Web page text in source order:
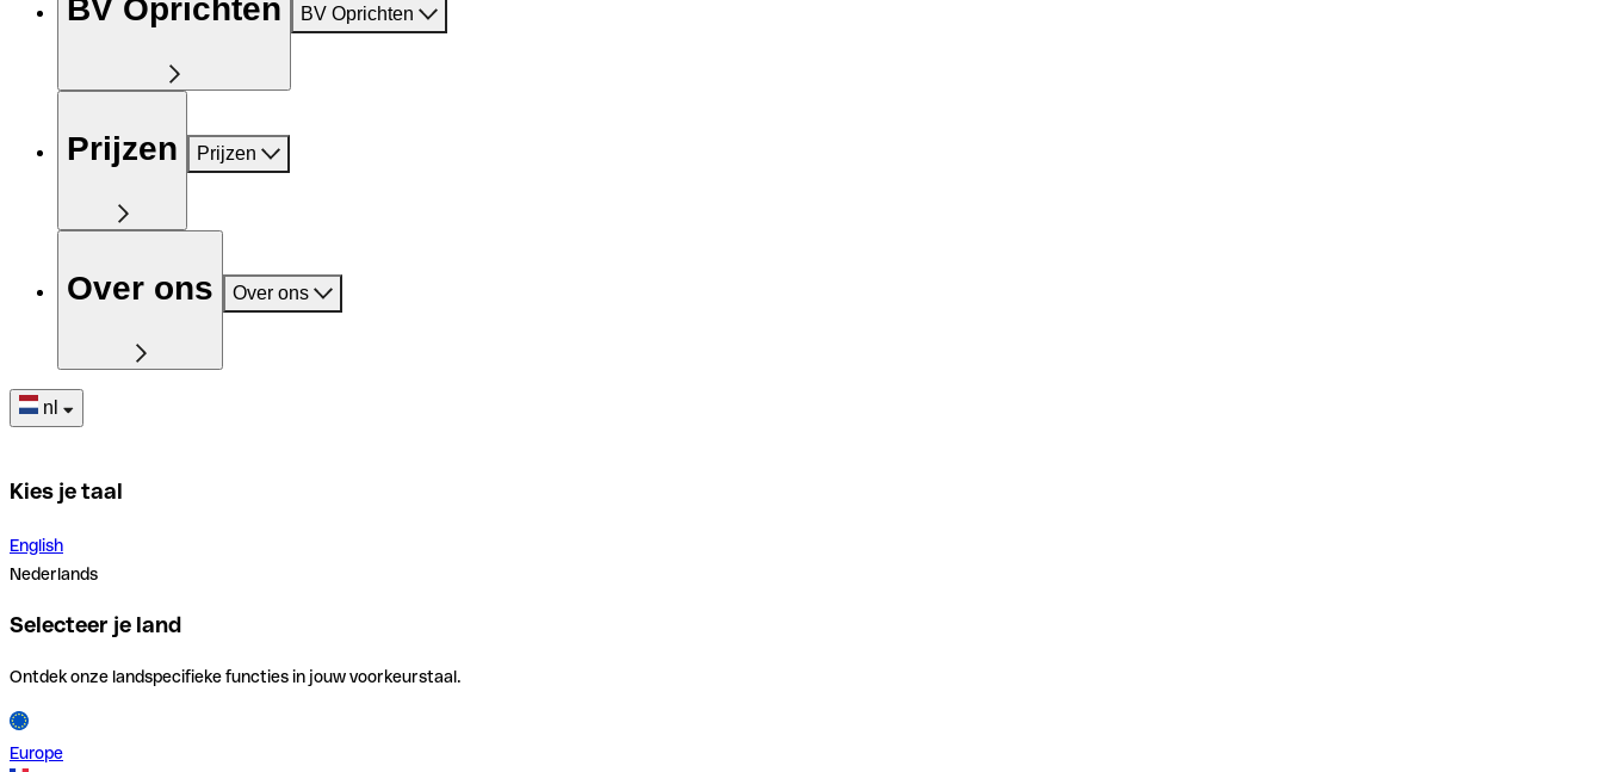
BV Oprichten BV Oprichten
Prijzen Prijzen
Over ons Over ons
nl
Kies je taal
English
Nederlands
Selecteer je land
Ontdek onze landspecifieke functies in jouw voorkeurstaal.
Europe